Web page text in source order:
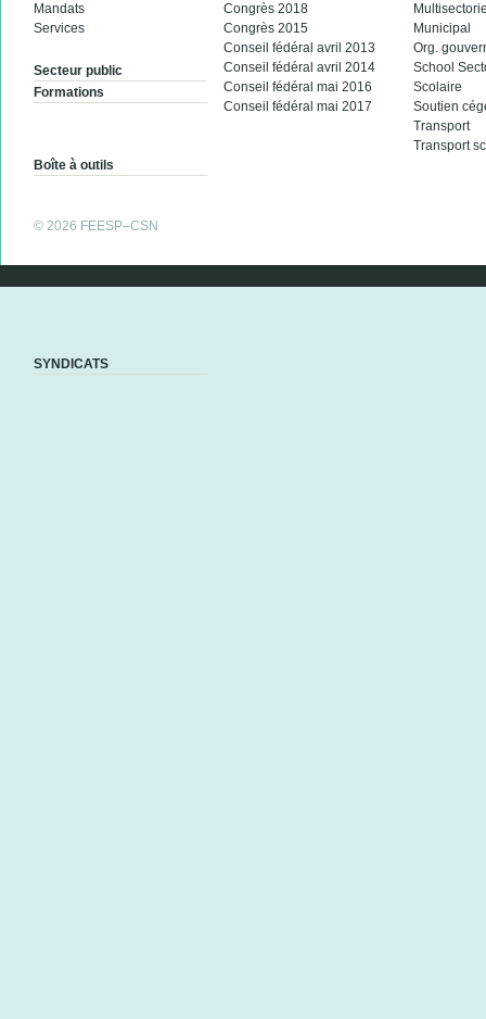
Mandats
Services
Congrès 2018
Congrès 2015
Conseil fédéral avril 2013
Conseil fédéral avril 2014
Conseil fédéral mai 2016
Conseil fédéral mai 2017
Municipal
Org.
School
Scolaire
Soutien
Transport
Transport
Secteur public
Formations
Boîte à outils
SYNDICATS
© 2026 FEESP–CSN